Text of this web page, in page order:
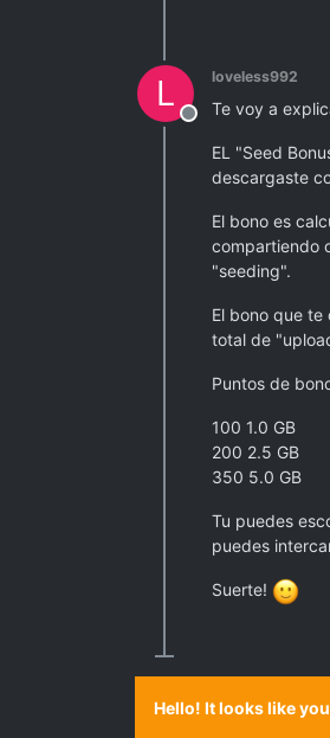
L
Offline
loveless992
Te voy a
EL "Seed
descargaste
El bono es
compartiendo
"seeding".
El bono que te
total de
Puntos de
100 1.0 GB
200 2.5 GB
350 5.0 GB
Tu puedes
puedes
Suerte!
Hello! It looks like